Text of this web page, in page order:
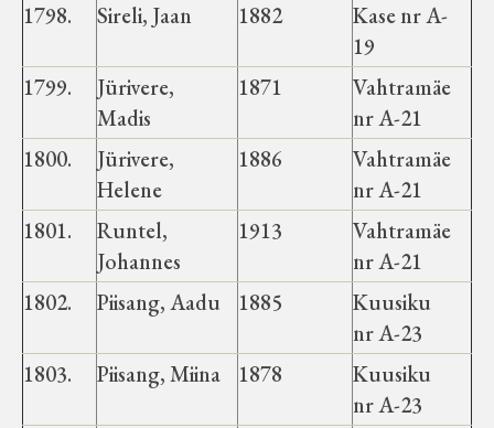
1798.
Sireli, Jaan 1882
Kase nr A-
19
1799.
Jürivere,
Madis
1871
Vahtramäe
nr A-21
1800.
Jürivere,
Helene
1886
Vahtramäe
nr A-21
1801.
Runtel,
Johannes
1913
Vahtramäe
nr A-21
1802.
Piisang, Aadu 1885
Kuusiku
nr A-23
1803.
Piisang, Miina 1878
Kuusiku
nr A-23